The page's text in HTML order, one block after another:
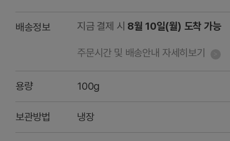
배송정보 지금 결제 시 8월 10일(월) 도착 가능
주문시간 및 배송안내 자세히보기
용량 100g
보관방법 냉장